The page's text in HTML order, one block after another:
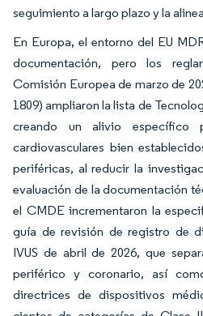
seguimiento a largo plazo y la
En Europa, el entorno del EU
documentación, pero los
Comisión Europea de marzo de
1809) ampliaron la lista de
creando un alivio específico
cardiovasculares bien
periféricas, al reducir la
evaluación de la documentación
el CMDE incrementaron la
guía de revisión de registro de
IVUS de abril de 2026, que
periférico y coronario, así
directrices de dispositivos